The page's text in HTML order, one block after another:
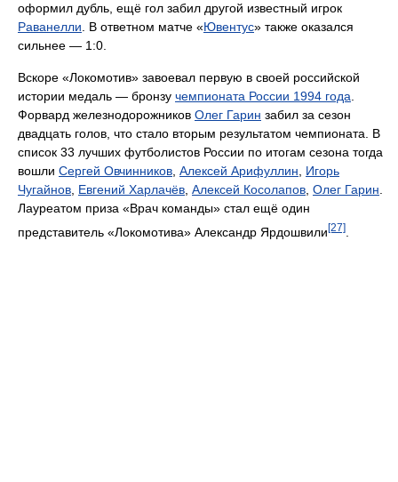
оформил дубль, ещё гол забил другой известный игрок
Раванелли . В ответном матче «Ювентус» также оказался
сильнее — 1:0.
Вскоре «Локомотив» завоевал первую в своей российской
истории медаль — бронзу чемпионата России 1994 года
Форвард железнодорожников Олег Гарин забил за сезон
двадцать голов, что стало вторым результатом чемпионата. В
список 33 лучших футболистов России по итогам сезона тогда
вошли Сергей Овчинников Алексей Арифуллин
Игорь
Чугайнов Евгений Харлачёв Алексей Косолапов Олег Гарин
Лауреатом приза «Врач команды» стал ещё один
представитель «Локомотива» Александр Ярдошвили [27]